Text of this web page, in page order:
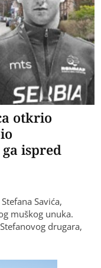
otkrio
ispred
Savića,
muškog unuka.
drugara,